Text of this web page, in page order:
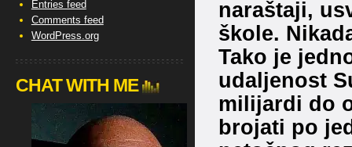
naraštaji,
škole.
Tako je
udaljenost
milijardi do
brojati po
Entries feed
Comments feed
WordPress.org
CHAT WITH ME